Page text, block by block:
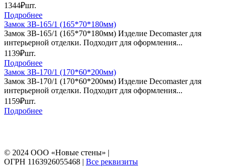
1344₽шт.
Подробнее
Замок ЗВ-165/1 (165*70*180мм)
Замок ЗВ-165/1 (165*70*180мм) Изделие Decomaster для
интерьерной отделки. Подходит для оформления...
1139₽шт.
Подробнее
Замок ЗВ-170/1 (170*60*200мм)
Замок ЗВ-170/1 (170*60*200мм) Изделие Decomaster для
интерьерной отделки. Подходит для оформления...
1159₽шт.
Подробнее
© 2024 ООО «Новые стены» |
ОГРН 1163926055468 | Все реквизиты